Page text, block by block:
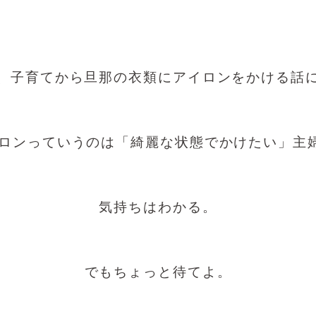
子育てから旦那の衣類にアイロンをかける話
ンっていうのは「綺麗な状態でかけたい」主
気持ちはわかる。
でもちょっと待てよ。